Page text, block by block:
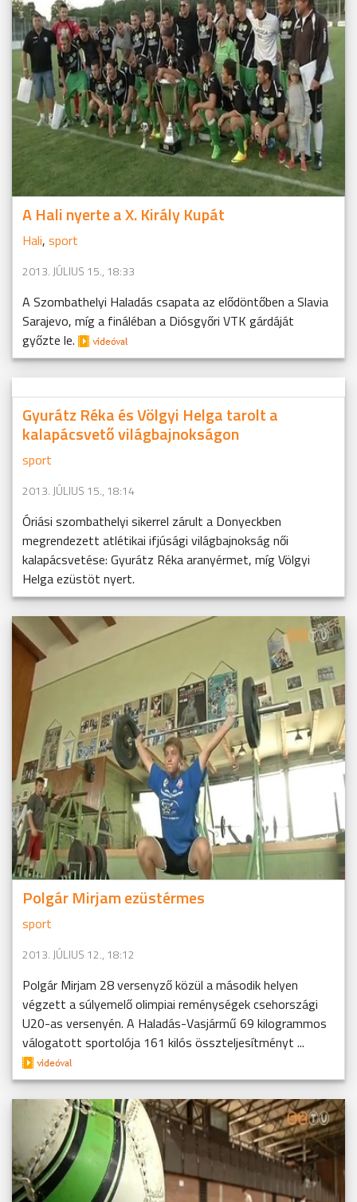
A Hali nyerte a X. Király Kupát
Hali, sport
2013. JÚLIUS 15., 18:33
A Szombathelyi Haladás csapata az elődöntőben a Slavia
Sarajevo, míg a fináléban a Diósgyőri VTK gárdáját
győzte le.
Gyurátz Réka és Völgyi Helga tarolt a
kalapácsvető világbajnokságon
sport
2013. JÚLIUS 15., 18:14
Óriási szombathelyi sikerrel zárult a Donyeckben
megrendezett atlétikai ifjúsági világbajnokság női
kalapácsvetése: Gyurátz Réka aranyérmet, míg Völgyi
Helga ezüstöt nyert.
Polgár Mirjam ezüstérmes
sport
2013. JÚLIUS 12., 18:12
Polgár Mirjam 28 versenyző közül a második helyen
végzett a súlyemelő olimpiai reménységek csehországi
U20-as versenyén. A Haladás-Vasjármű 69 kilogrammos
válogatott sportolója 161 kilós összteljesítményt ...